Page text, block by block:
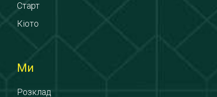
Старт
Кіото
Ми
Розклад